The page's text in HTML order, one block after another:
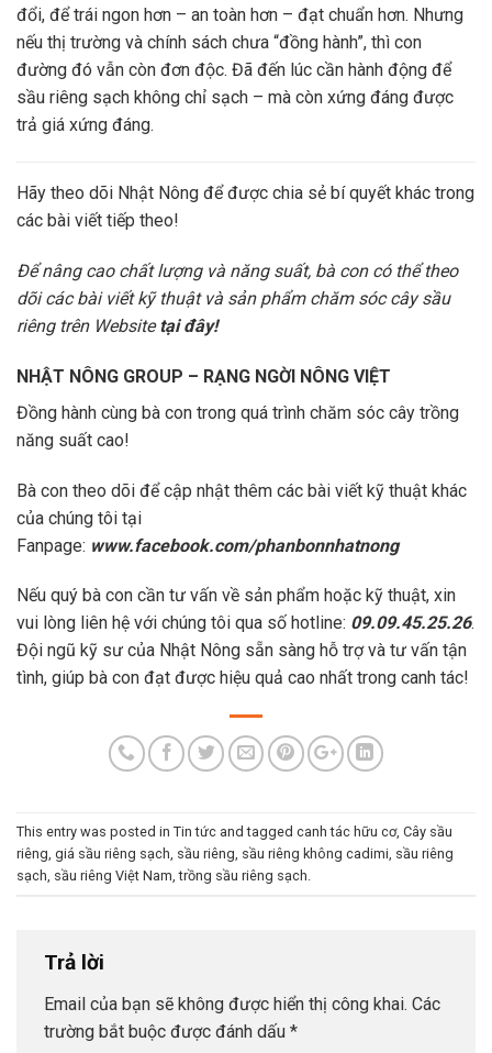
đổi, để trái ngon hơn – an toàn hơn – đạt chuẩn hơn. Nhưng
nếu thị trường và chính sách chưa “đồng hành”, thì con
đường đó vẫn còn đơn độc. Đã đến lúc cần hành động để
sầu riêng sạch không chỉ sạch – mà còn xứng đáng được
trả giá xứng đáng.
Hãy theo dõi Nhật Nông để được chia sẻ bí quyết khác trong
các bài viết tiếp theo!
Để nâng cao chất lượng và năng suất, bà con có thể theo
dõi các bài viết kỹ thuật và sản phẩm chăm sóc cây sầu
riêng trên Websitetại đây!
NHẬT NÔNG GROUP – RẠNG NGỜI NÔNG VIỆT
Đồng hành cùng bà con trong quá trình chăm sóc cây trồng
năng suất cao!
Bà con theo dõi để cập nhật thêm các bài viết kỹ thuật khác
của chúng tôi tại
Fanpage: www.facebook.com/phanbonnhatnong
Nếu quý bà con cần tư vấn về sản phẩm hoặc kỹ thuật, xin
vui lòng liên hệ với chúng tôi qua số hotline: 09.09.45.25.26.
Đội ngũ kỹ sư của Nhật Nông sẵn sàng hỗ trợ và tư vấn tận
tình, giúp bà con đạt được hiệu quả cao nhất trong canh tác!
This entry was posted in Tin tức and tagged canh tác hữu cơ, Cây sầu
riêng giá sầu riêng sạch sầu riêng sầu riêng không cadimi sầu riêng
sạch sầu riêng Việt Nam ,trồng sầu riêng sạch
Trả lời
Email của bạn sẽ không được hiển thị công khai. Các
trường bắt buộc được đánh dấu *